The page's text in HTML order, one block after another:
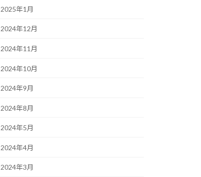
2025年1月
2024年12月
2024年11月
2024年10月
2024年9月
2024年8月
2024年5月
2024年4月
2024年3月